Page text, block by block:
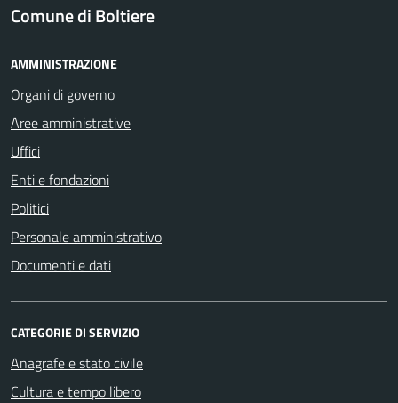
Comune di Boltiere
AMMINISTRAZIONE
Organi di governo
Aree amministrative
Uffici
Enti e fondazioni
Politici
Personale amministrativo
Documenti e dati
CATEGORIE DI SERVIZIO
Anagrafe e stato civile
Cultura e tempo libero